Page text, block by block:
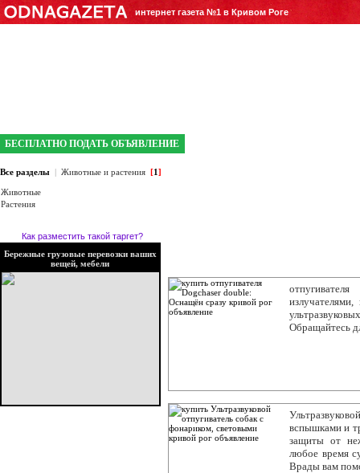
интернет газета №1 в Кривом Роге
БЕСПЛАТНО ПОДАТЬ ОБЪЯВЛЕНИЕ
Все разделы | Животные и растения [1]
Животные
Растения
Как разместить такой таргет?
Бережные грузовые перевозки ваших
вещей, мебели
Обращайтесь
вспышками и
защиты от
любое время
Врады вам